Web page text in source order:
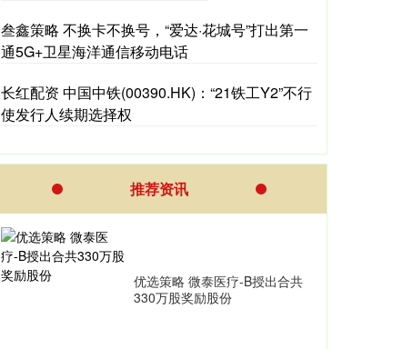
叁鑫策略 不换卡不换号，“爱达·花城号”打出第一
通5G+卫星海洋通信移动电话
长红配资 中国中铁(00390.HK)：“21铁工Y2”不行
使发行人续期选择权
推荐资讯
优选策略 微泰医疗-B授出合共
330万股奖励股份